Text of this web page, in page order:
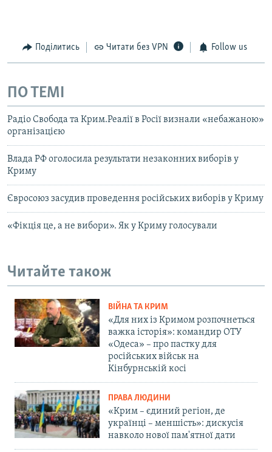
Поділитись Читати без VPN Follow us
ПО ТЕМІ
Радіо Свобода та Крим.Реалії в Росії визнали «небажаною»
організацією
Влада РФ оголосила результати незаконних виборів у
Криму
Євросоюз засудив проведення російських виборів у Криму
«Фікція це, а не вибори». Як у Криму голосували
Читайте також
ВІЙНА ТА КРИМ
«Для них із Кримом розпочнеться
важка історія»: командир ОТУ
«Одеса» – про пастку для
російських військ на
Кінбурнській косі
ПРАВА ЛЮДИНИ
«Крим – єдиний регіон, де
українці – меншість»: дискусія
навколо нової пам'ятної дати